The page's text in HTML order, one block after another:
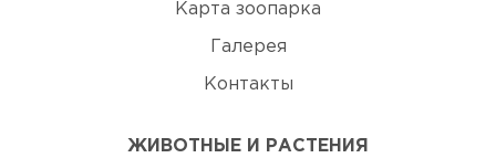
Карта зоопарка
Галерея
Контакты
ЖИВОТНЫЕ И РАСТЕНИЯ